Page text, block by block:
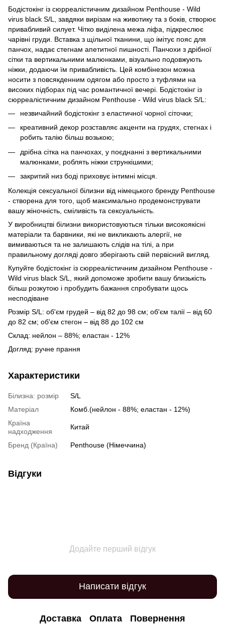
Бодістокінг із сюрреалістичним дизайном Penthouse - Wild
virus black S/L, завдяки вирізам на животику та з боків, створює
привабливий силует. Чітко виділена межа ліфа, підкреслює
чарівні груди. Вставка з щільної тканини, що імітує пояс для
панчох, надає стегнам апетитної пишності. Панчохи з дрібної
сітки та вертикальними малюнками, візуально подовжують
ніжки, додаючи їм привабливість. Цей комбінезон можна
носити з повсякденним одягом або просто з туфлями на
високих підборах під час романтичної вечері. Бодістокінг із
сюрреалістичним дизайном Penthouse - Wild virus black S/L:
незвичайний бодістокінг з еластичної чорної сіточки;
креативний декор розставляє акценти на грудях, стегнах і
робить талію більш возькою;
дрібна сітка на панчохах, у поєднанні з вертикальними
малюнками, роблять ніжки стрункішими;
закритий низ боді приховує інтимні місця.
Колекція сексуальної білизни від німецького бренду Penthouse
- створена для того, щоб максимально продемонструвати
вашу жіночність, сміливість та сексуальність.
У виробництві білизни використовуються тільки високоякісні
матеріали та барвники, які не викликають алергії, не
вимиваються та не залишають слідів на тілі, а при
правильному догляді довго зберігають свій первісний вигляд.
Купуйте бодістокінг із сюрреалістичним дизайном Penthouse -
Wild virus black S/L, який допоможе зробити вашу близькість
більш розкутою і пробудить бажання спробувати щось
несподіване
Розмір S/L: об'єм грудей – від 82 до 98 см; об'єм талії – від 60
до 82 см; об'єм стегон – від 88 до 102 см
Склад: нейлон – 88%; еластан - 12%
Догляд: ручне прання
Характеристики
Білизна: розмір
S/L
Матеріал
Комб.(нейлон - 88%; еластан - 12%)
Країна
надходження
Китай
Бренд (Країна) Penthouse (Німеччина)
Відгуки
Додайте перший відгук
Написати відгук
Доставка Оплата Повернення